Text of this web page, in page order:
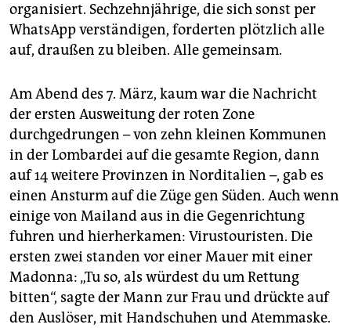
organisiert. Sechzehnjährige, die sich sonst per
WhatsApp verständigen, forderten plötzlich alle
auf, draußen zu bleiben. Alle gemeinsam.
Am Abend des 7. März, kaum war die Nachricht
der ersten Ausweitung der roten Zone
durchgedrungen – von zehn kleinen Kommunen
in der Lombardei auf die gesamte Region, dann
auf 14 weitere Provinzen in Norditalien –, gab es
einen Ansturm auf die Züge gen Süden. Auch wenn
einige von Mailand aus in die Gegenrichtung
fuhren und hierherkamen: Virustouristen. Die
ersten zwei standen vor einer Mauer mit einer
Madonna: „Tu so, als würdest du um Rettung
bitten“, sagte der Mann zur Frau und drückte auf
den Auslöser, mit Handschuhen und Atemmaske.